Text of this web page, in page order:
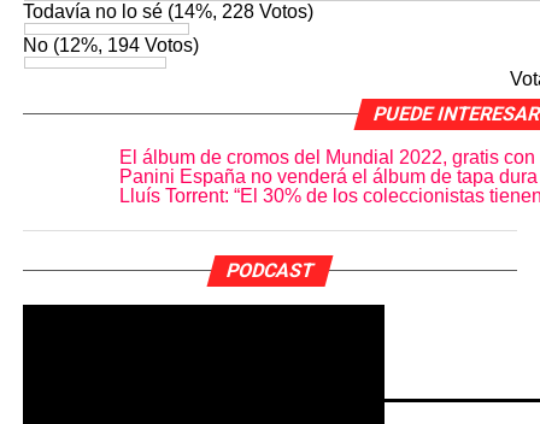
Todavía no lo sé (14%, 228 Votos)
No (12%, 194 Votos)
PUEDE
El álbum de cromos del Mundial 2022, gratis
Panini España no venderá el álbum de tapa
Lluís Torrent: “El 30% de los coleccionistas
PODCAST